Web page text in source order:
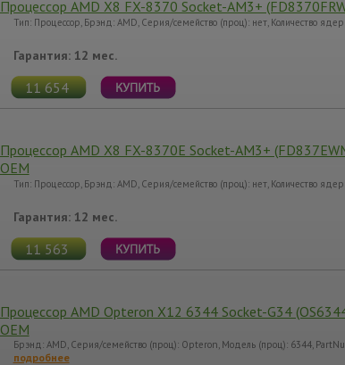
Процессор AMD X8 FX-8370 Socket-AM3+
Тип: Процессор, Брэнд: AMD, Серия/семейство (проц): нет, Количество
Гарантия: 12 мес.
11 654
Процессор AMD X8 FX-8370E Socket-AM3+
OEM
Тип: Процессор, Брэнд: AMD, Серия/семейство (проц): нет, Количество
Гарантия: 12 мес.
11 563
Процессор AMD Opteron X12 6344 Socket-G34
OEM
Брэнд: AMD, Серия/семейство (проц): Opteron, Модель (проц): 6344,
подробнее